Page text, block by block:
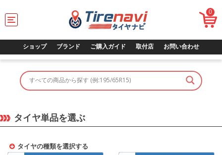
T
o
l
t
o
n
0
ショップ ブランド ご購入ガイド 取付店 お問い合わせ
タイヤ単品を選ぶ
タイヤの種類を選択する